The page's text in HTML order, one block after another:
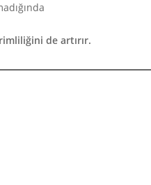
de artırır.